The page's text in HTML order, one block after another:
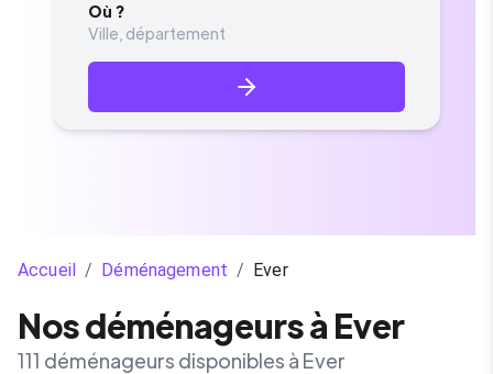
Où ?
Accueil / Déménagement / Ever
Nos déménageurs à Ever
111 déménageurs disponibles à Ever